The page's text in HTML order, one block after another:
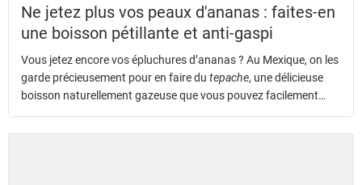
Ne jetez plus vos peaux d'ananas : faites-en
une boisson pétillante et anti-gaspi
Vous jetez encore vos épluchures d’ananas ? Au Mexique, on les
garde précieusement pour en faire du tepache, une délicieuse
boisson naturellement gazeuse que vous pouvez facilement
refaire à la maison.